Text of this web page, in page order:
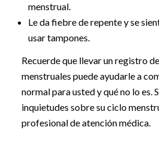
menstrual.
Le da fiebre de repente y se
usar tampones.
Recuerde que llevar un registro
menstruales puede ayudarle a
normal para usted y qué no lo es.
inquietudes sobre su ciclo
profesional de atención médica.